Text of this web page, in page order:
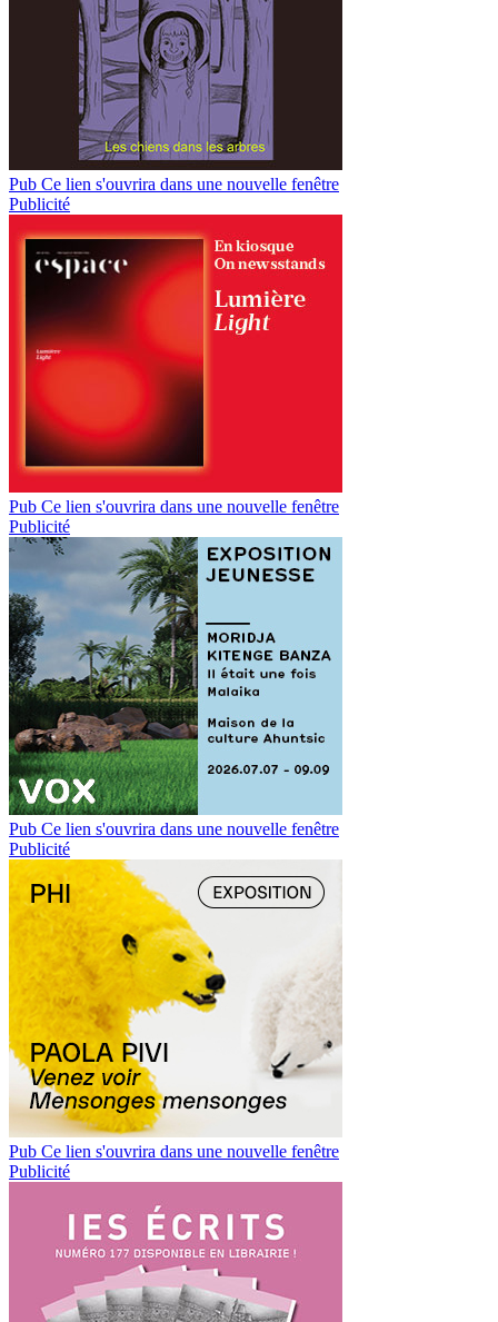
Pub Ce lien s'ouvrira dans une nouvelle fenêtre
Publicité
Pub Ce lien s'ouvrira dans une nouvelle fenêtre
Publicité
Pub Ce lien s'ouvrira dans une nouvelle fenêtre
Publicité
Pub Ce lien s'ouvrira dans une nouvelle fenêtre
Publicité